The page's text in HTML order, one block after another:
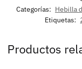
Categorías: Hebilla
Etiquetas:
Productos